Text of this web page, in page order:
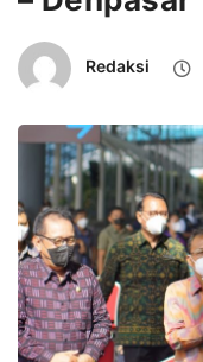
Redaksi